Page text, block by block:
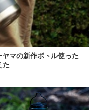
マの新作ボトル使った
た